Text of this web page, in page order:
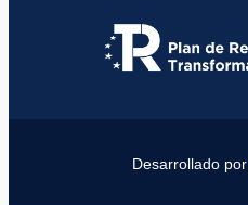
Desarrollado por